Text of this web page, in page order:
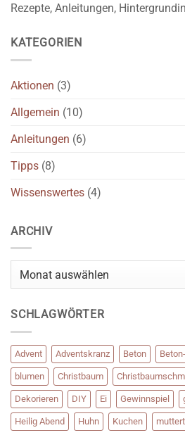
Rezepte, Anleitungen,
KATEGORIEN
Aktionen (3)
Allgemein (10)
Anleitungen (6)
Tipps (8)
Wissenswertes (4)
ARCHIV
Archiv
SCHLAGWÖRTER
Advent Adventskranz Beton
blumen Christbaum
Dekorieren DIY Ei Gewinnspiel
Heilig Abend Huhn Kuchen